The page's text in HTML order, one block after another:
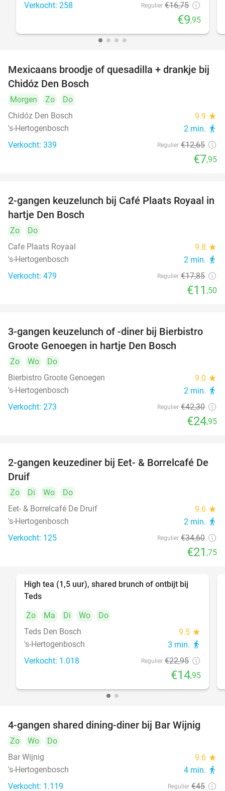
Verkocht: 258 Regulier €16,75
€9,95
37%
Mexicaans broodje of quesadilla + drankje bij
Chidóz Den Bosch
Morgen Zo
Do
Chidóz Den Bosch
9.9 star
's-Hertogenbosch 2 min. directions_walk
Verkocht: 339 Regulier €12,65
€7,95
36%
2-gangen keuzelunch bij Café Plaats Royaal in
hartje Den Bosch
Zo
Do
Cafe Plaats Royaal
9.8 star
's-Hertogenbosch 2 min. directions_walk
Verkocht: 479 Regulier €17,85
€11 ,50
41%
3-gangen keuzelunch of -diner bij Bierbistro
Groote Genoegen in hartje Den Bosch
Zo Wo
Do
Bierbistro Groote Genoegen
9.0 star
's-Hertogenbosch 2 min. directions_walk
Verkocht: 273 Regulier €42,30
€24,95
37%
2-gangen keuzediner bij Eet- & Borrelcafé De
Druif
Zo Di Wo
Do
Eet- & Borrelcafé De Druif
9.6 star
's-Hertogenbosch 2 min. directions_walk
Verkocht: 125 Regulier €34,60
€21 ,75
35%
High tea (1,5 uur), shared brunch of ontbijt bij
Teds
Zo
Ma Di Wo
Do
Teds Den Bosch
9.5 star
's-Hertogenbosch 3 min. directions_walk
Verkocht: 1.018 Regulier €22,95
€14,95
45%
4-gangen shared dining-diner bij Bar Wijnig
Zo Wo
Do
Bar Wijnig
9.6 star
's-Hertogenbosch 4 min. directions_walk
Verkocht: 1.119 Regulier €45